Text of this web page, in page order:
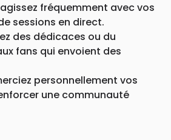
fréquemment avec vos
sessions en direct.
des dédicaces ou du
fans qui envoient des
personnellement vos
une communauté